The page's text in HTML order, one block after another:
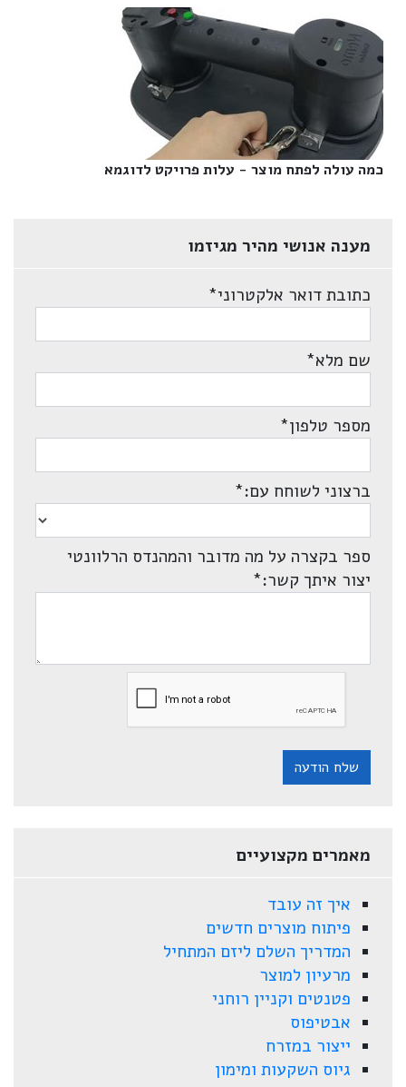
כמה עולה לפתח מוצר - עלות פרויקט לדוגמא‎
מענה אנושי מהיר מגיזמו
כתובת דואר אלקטרוני*
שם מלא*
מספר טלפון*
ברצוני לשוחח עם:*
ספר בקצרה על מה מדובר והמהנדס הרלוונטי
יצור איתך קשר:*
שלח הודעה
מאמרים מקצועיים
איך זה עובד
פיתוח מוצרים חדשים
המדריך השלם ליזם המתחיל
מרעיון למוצר
פטנטים וקניין רוחני
אבטיפוס
ייצור במזרח
גיוס השקעות ומימון